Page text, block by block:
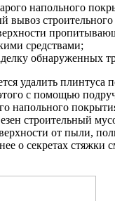
напольного
вывоз строительного
средствами;
обнаруженных
удалить плинтуса
с помощью
напольного
строительный
от пыли,
о секретах стяжки